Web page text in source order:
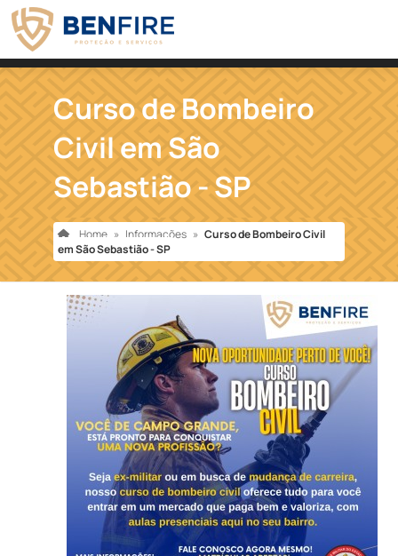
Curso de Bombeiro
Civil em São
Sebastião - SP
Home » Informações » Curso de Bombeiro Civil
em São Sebastião - SP